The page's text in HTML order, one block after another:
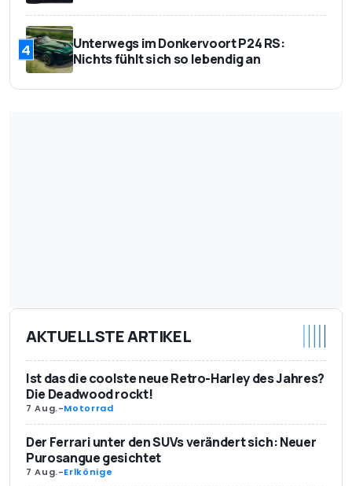
4
Unterwegs im Donkervoort P24 RS:
Nichts fühlt sich so lebendig an
AKTUELLSTE ARTIKEL
Ist das die coolste neue Retro-Harley des Jahres?
Die Deadwood rockt!
7 Aug.-Motorrad
Der Ferrari unter den SUVs verändert sich: Neuer
Purosangue gesichtet
7 Aug.-Erlkönige